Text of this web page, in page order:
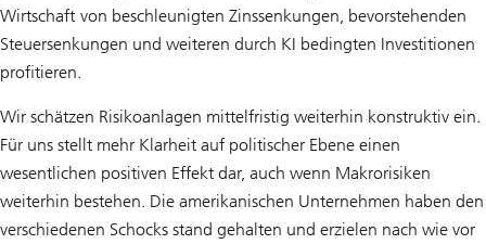
Wirtschaft von beschleunigten Zinssenkungen, bevorstehenden
Steuersenkungen und weiteren durch KI bedingten Investitionen
profitieren.
Wir schätzen Risikoanlagen mittelfristig weiterhin konstruktiv ein.
Für uns stellt mehr Klarheit auf politischer Ebene einen
wesentlichen positiven Effekt dar, auch wenn Makrorisiken
weiterhin bestehen. Die amerikanischen Unternehmen haben den
verschiedenen Schocks stand gehalten und erzielen nach wie vor